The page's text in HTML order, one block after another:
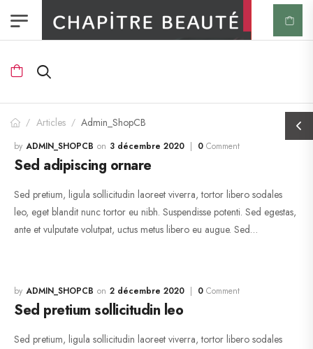
/ Articles / Admin_ShopCB
ADMIN_SHOPCB 3 décembre 2020 0 Comment
Sed adipiscing ornare
Sed pretium, ligula sollicitudin laoreet viverra, tortor libero sodales
leo, eget blandit nunc tortor eu nibh. Suspendisse potenti. Sed egestas,
ante et vulputate volutpat, uctus metus libero eu augue. Sed…
ADMIN_SHOPCB 2 décembre 2020 0 Comment
Sed pretium sollicitudin leo
Sed pretium, ligula sollicitudin laoreet viverra, tortor libero sodales